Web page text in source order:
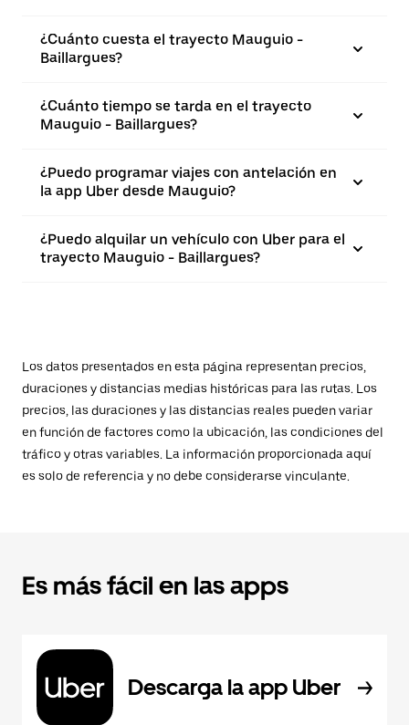
¿Cuánto cuesta el trayecto Mauguio -
Baillargues?
¿Cuánto tiempo se tarda en el trayecto
Mauguio - Baillargues?
¿Puedo programar viajes con antelación en
la app Uber desde Mauguio?
¿Puedo alquilar un vehículo con Uber para el
trayecto Mauguio - Baillargues?
Los datos presentados en esta página representan precios,
duraciones y distancias medias históricas para las rutas. Los
precios, las duraciones y las distancias reales pueden variar
en función de factores como la ubicación, las condiciones del
tráfico y otras variables. La información proporcionada aquí
es solo de referencia y no debe considerarse vinculante.
Es más fácil en las apps
Descarga la app Uber